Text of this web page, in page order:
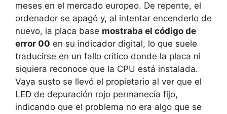
meses en el mercado europeo. De repente, el
ordenador se apagó y, al intentar encenderlo de
nuevo, la placa base mostraba el código de
error 00 en su indicador digital, lo que suele
traducirse en un fallo crítico donde la placa ni
siquiera reconoce que la CPU está instalada.
Vaya susto se llevó el propietario al ver que el
LED de depuración rojo permanecía fijo,
indicando que el problema no era algo que se